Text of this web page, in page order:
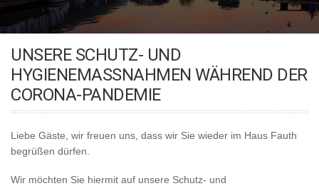
UNSERE SCHUTZ- UND
HYGIENEMASSNAHMEN WÄHREND DER C
ORONA-PANDEMIE
Liebe Gäste, wir freuen uns, dass wir Sie wieder im Haus Fauth
begrüßen dürfen.
Wir möchten Sie hiermit auf unsere Schutz- und